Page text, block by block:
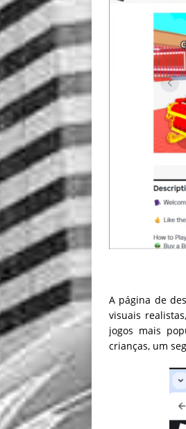
A página de
visuais
jogos mais
crianças, um